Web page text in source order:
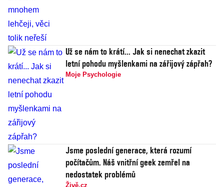
Už se nám to krátí... Jak si nenechat zkazit
letní pohodu myšlenkami na zářijový zápřah?
Moje Psychologie
Jsme poslední generace, která rozumí
počítačům. Náš vnitřní geek zemřel na
nedostatek problémů
Živě.cz